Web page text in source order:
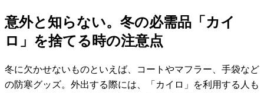
意外と知らない。冬の必需品「カイ
ロ」を捨てる時の注意点
冬に欠かせないものといえば、コートやマフラー、手袋など
の防寒グッズ。外出する際には、「カイロ」を利用する人も